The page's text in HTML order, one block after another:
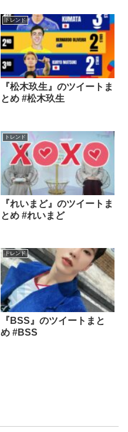
トレンド
『松木玖生』のツイートま
とめ #松木玖生
トレンド
『れいまど』のツイートま
とめ #れいまど
トレンド
『BSS』のツイートまと
め #BSS